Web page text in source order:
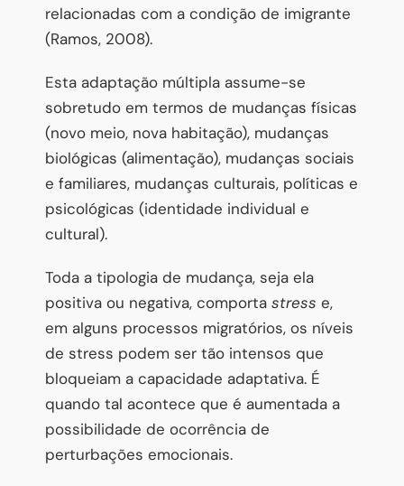
relacionadas com a condição de imigrante
(Ramos, 2008).
Esta adaptação múltipla assume-se
sobretudo em termos de mudanças físicas
(novo meio, nova habitação), mudanças
biológicas (alimentação), mudanças sociais
e familiares, mudanças culturais, políticas e
psicológicas (identidade individual e
cultural).
Toda a tipologia de mudança, seja ela
positiva ou negativa, comporta stress e,
em alguns processos migratórios, os níveis
de stress podem ser tão intensos que
bloqueiam a capacidade adaptativa. É
quando tal acontece que é aumentada a
possibilidade de ocorrência de
perturbações emocionais.